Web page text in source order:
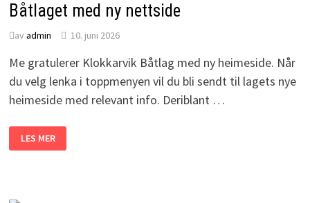
Båtlaget med ny nettside
av admin 10. juni 2026
Me gratulerer Klokkarvik Båtlag med ny heimeside. Når
du velg lenka i toppmenyen vil du bli sendt til lagets nye
heimeside med relevant info. Deriblant …
MED
NY
LES MER